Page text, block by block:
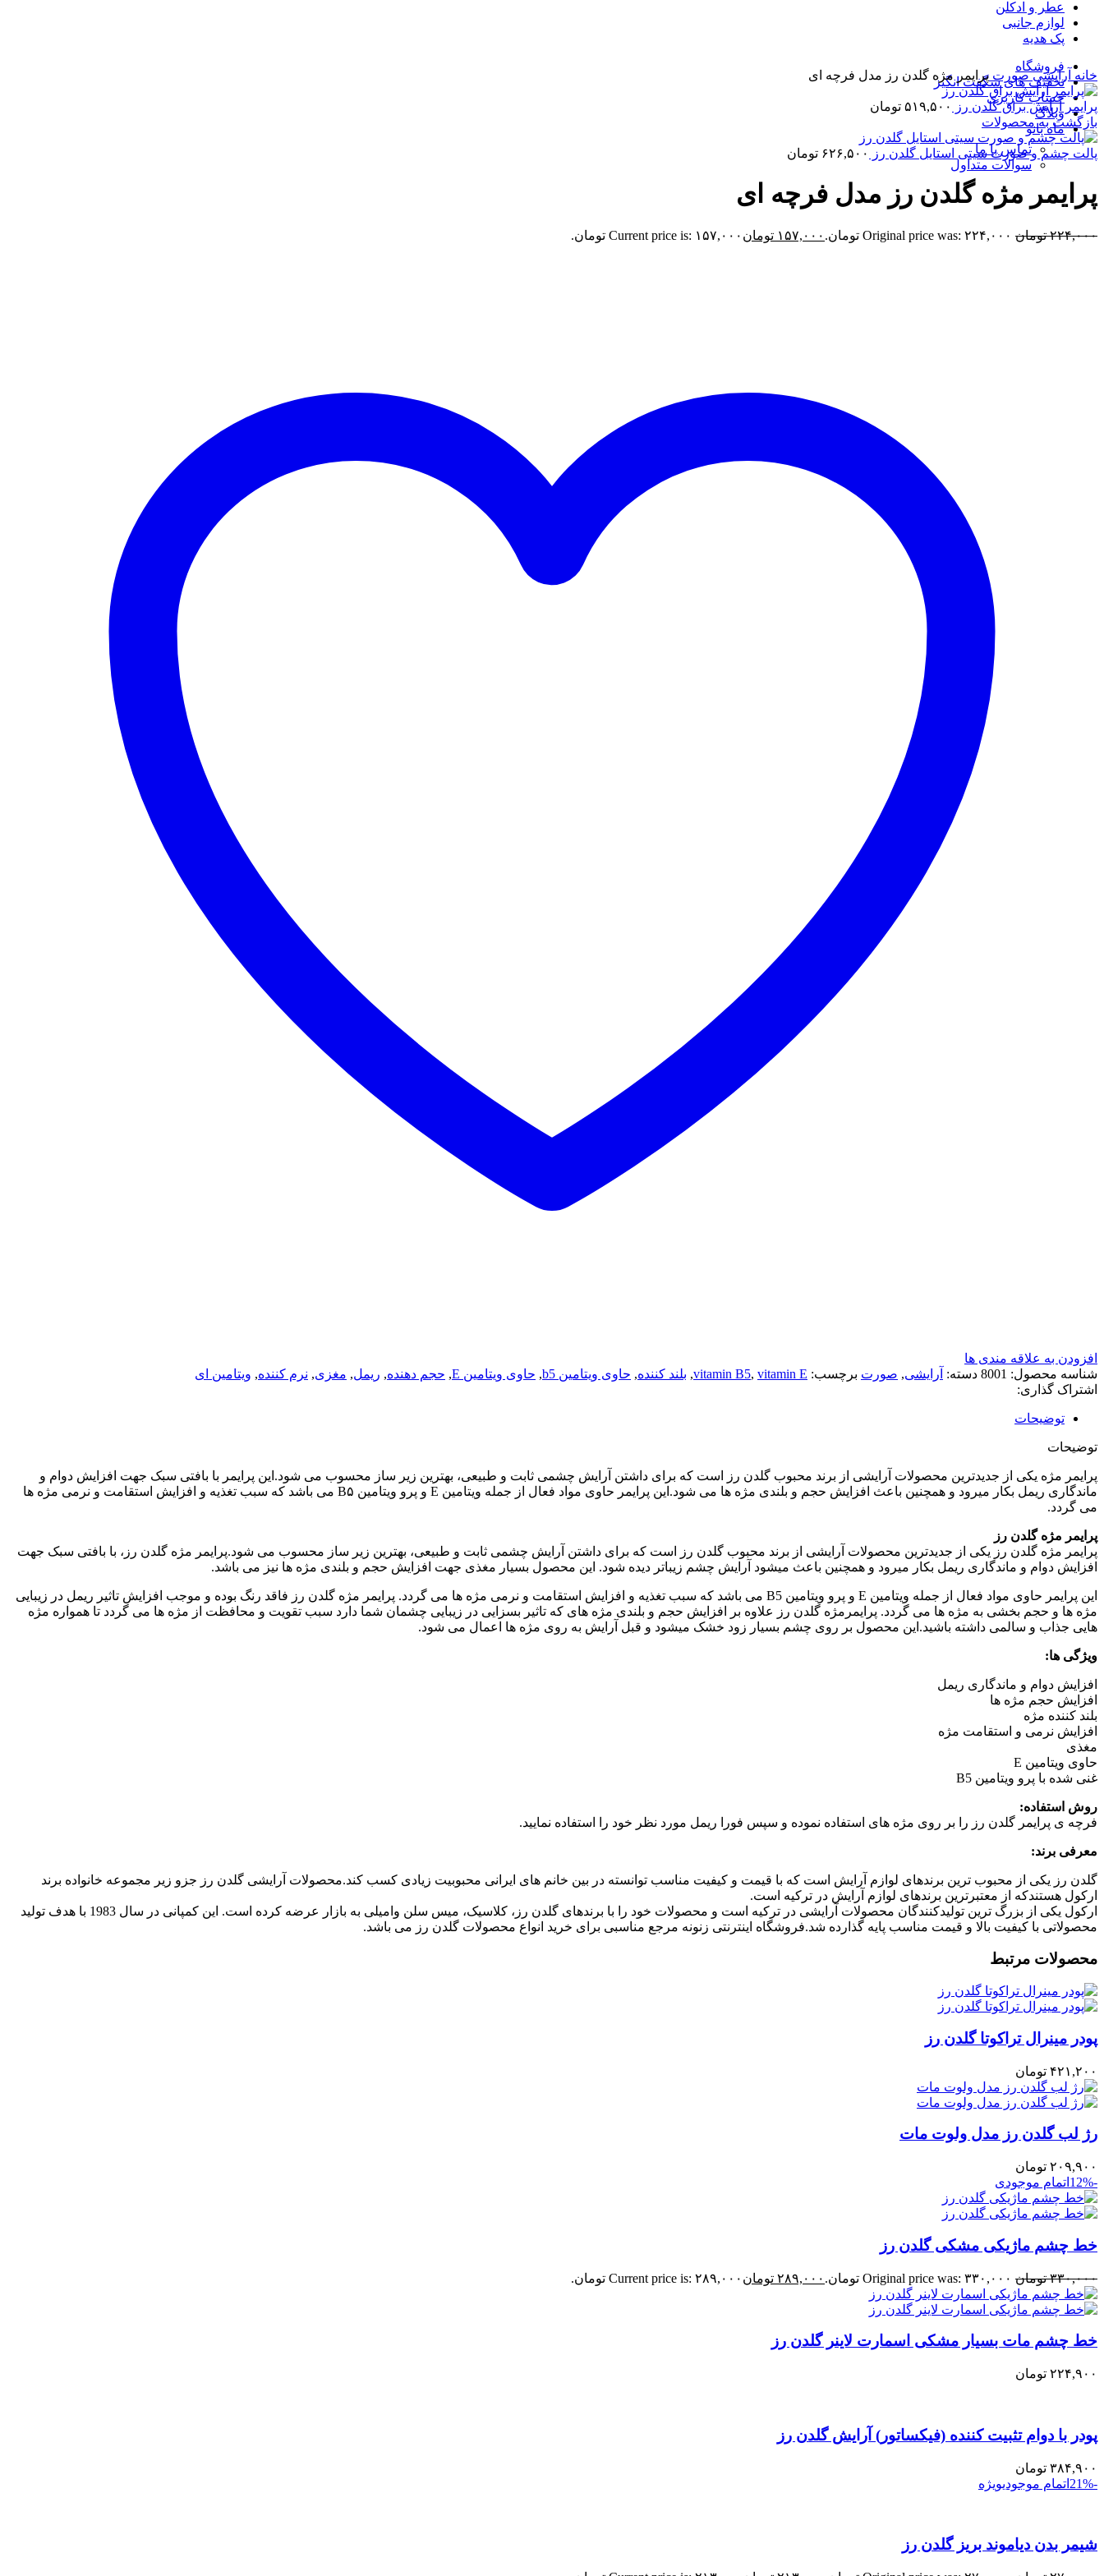
عطر و ادکلن
لوازم جانبی
پک هدیه
فروشگاه
تخفیف های شگفت انگیز
حساب کاربری
وبلاگ
ماه بانو
تماس با ما
سوالات متداول
خانه آرایشیصورت پرایمر مژه گلدن رز مدل فرچه ای
پرایمر آرایش براق گلدن رز ۵۱۹,۵۰۰ تومان
بازگشت به محصولات
پالت چشم و صورت سیتی استایل گلدن رز ۶۲۶,۵۰۰ تومان
پرایمر مژه گلدن رز مدل فرچه ای
۲۲۴,۰۰۰ تومان Original price was: ۲۲۴,۰۰۰ تومان. ۱۵۷,۰۰۰ تومان Current price is: ۱۵۷,۰۰۰ تومان.
افزودن به علاقه مندی ها
شناسه محصول: 8001 دسته: آرایشی, صورت برچسب: vitamin B5, vitamin E
, بلند کننده, حاوی ویتامین b5 , حاوی ویتامین E , حجم دهنده, ریمل, مغزی, نرم کننده, ویتامین ای
اشتراک گذاری:
توضیحات
توضیحات
پرایمر مژه یکی از جدیدترین محصولات آرایشی از برند محبوب گلدن رز است که برای داشتن آرایش چشمی ثابت و طبیعی، بهترین زیر ساز محسوب می شود.این پرایمر با بافتی سبک جهت افزایش دوام و
ماندگاری ریمل بکار میرود و همچنین باعث افزایش حجم و بلندی مژه ها می شود.این پرایمر حاوی مواد فعال از جمله ویتامین E و پرو ویتامین B۵ می باشد که سبب تغذیه و افزایش استقامت و نرمی مژه ها
می گردد.
پرایمر مژه گلدن رز
پرایمر مژه گلدن رز یکی از جدیدترین محصولات آرایشی از برند محبوب گلدن رز است که برای داشتن آرایش چشمی ثابت و طبیعی، بهترین زیر ساز محسوب می شود.پرایمر مژه گلدن رز، با بافتی سبک جهت
افزایش دوام و ماندگاری ریمل بکار میرود و همچنین باعث میشود آرایش چشم زیباتر دیده شود. این محصول بسیار مغذی جهت افزایش حجم و بلندی مژه ها نیز می باشد.
این پرایمر حاوی مواد فعال از جمله ویتامین E و پرو ویتامین B5 می باشد که سبب تغذیه و افزایش استقامت و نرمی مژه ها می گردد. پرایمر مژه گلدن رز فاقد رنگ بوده و موجب افزایش تاثیر ریمل در زیبایی
مژه ها و حجم بخشی به مژه ها می گردد. پرایمرمژه گلدن رز علاوه بر افزایش حجم و بلندی مژه های که تاثیر بسزایی در زیبایی چشمان شما دارد سبب تقویت و محافظت از مژه ها می گردد تا همواره مژه
هایی جذاب و سالمی داشته باشید.این محصول بر روی چشم بسیار زود خشک میشود و قبل آرایش به روی مژه ها اعمال می شود.
ویژگی ها:
افزایش دوام و ماندگاری ریمل
افزایش حجم مژه ها
بلند کننده مژه
افزایش نرمی و استقامت مژه
مغذی
حاوی ویتامین E
غنی شده با پرو ویتامین B5
روش استفاده:
فرچه ی پرایمر گلدن رز را بر روی مژه های استفاده نموده و سپس فورا ریمل مورد نظر خود را استفاده نمایید.
معرفی برند:
گلدن رز یکی از محبوب ترین برندهای لوازم آرایش است که با قیمت و کیفیت مناسب توانسته در بین خانم های ایرانی محبوبیت زیادی کسب کند.محصولات آرایشی گلدن رز جزو زیر مجموعه خانواده برند
ارکول هستندکه از معتبرترین برندهای لوازم آرایش در ترکیه است.
ارکول یکی از بزرگ ترین تولیدکنندگان محصولات آرایشی در ترکیه است و محصولات خود را با برندهای گلدن رز، کلاسیک، میس سلن وامیلی به بازار عرضه کرده است. این کمپانی در سال 1983 با هدف تولید
محصولاتی با کیفیت بالا و قیمت مناسب پایه گذارده شد.فروشگاه اینترنتی زنونه مرجع مناسبی برای خرید انواع محصولات گلدن رز می باشد.
محصولات مرتبط
پودر مینرال تراکوتا گلدن رز
۴۲۱,۲۰۰ تومان
رژ لب گلدن رز مدل ولوت مات
۲۰۹,۹۰۰ تومان
-12%
اتمام موجودی
خط چشم ماژیکی مشکی گلدن رز
۳۳۰,۰۰۰ تومان Original price was: ۳۳۰,۰۰۰ تومان. ۲۸۹,۰۰۰ تومان Current price is: ۲۸۹,۰۰۰ تومان.
خط چشم مات بسیار مشکی اسمارت لاینر گلدن رز
۲۲۴,۹۰۰ تومان
پودر با دوام تثبیت کننده (فیکساتور) آرایش گلدن رز
۳۸۴,۹۰۰ تومان
-21%
اتمام موجودیویژه
شیمر بدن دیاموند بریز گلدن رز